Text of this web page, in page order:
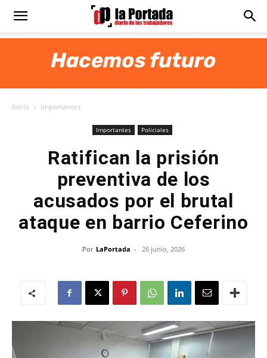
Diario
Inicio Importantes
Importantes Policiales
Ratifican la prisión
preventiva de los
acusados por el brutal
ataque en barrio Ceferino
Por LaPortada - 26 junio, 2026